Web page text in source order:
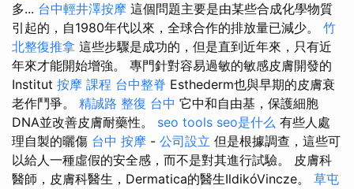
多... 台中輕井澤按摩 這個問題主要是由某些合成化學物質
引起的，自1980年代以來，全球合作的排放量已減少。 竹
北整復推拿 這些步驟是成功的，但是直到近年來，只有近
年來才能開始增強。 專門針對容易過敏的敏感皮膚開發的
Institut 按摩 課程 台中整脊 Esthederm也與早期的皮膚衰
老作鬥爭。 精誠路 整復 台中 它中和自由基，保護細胞
DNA並改善皮膚耐藥性。 seo tools seo是什么 有些人處
理自製的曬傷 台中 按摩 - 公司設立 但是根據調查，這些可
以給人一種虛假的安全感，而不是對其進行試驗。 皮膚科
醫師，皮膚科醫生，Dermatica的醫生IldikóVincze。 草屯